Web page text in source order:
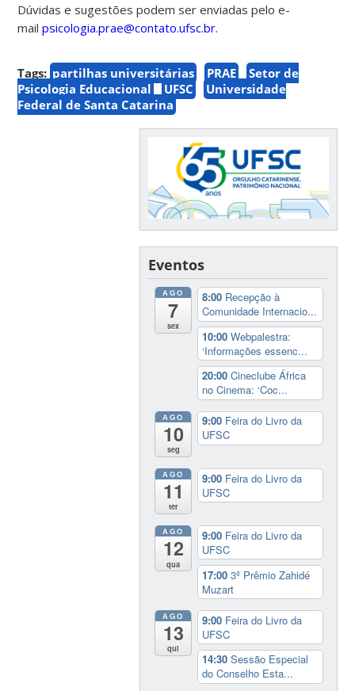
Dúvidas e sugestões podem ser enviadas pelo e-
mailpsicologia.prae@contato.ufsc.br.
Tags: partilhas universitárias PRAE
Setor de
Psicologia Educacional
UFSC
Universidade
Federal de Santa Catarina
Eventos
AGO
7
sex
8:00 Recepção à
Comunidade Internacio...
10:00Webpalestra:
‘Informações essenc...
20:00Cineclube África
no Cinema: ‘Coc...
AGO
10
seg
9:00 Feira do Livro da
UFSC
AGO
11
ter
9:00 Feira do Livro da
UFSC
AGO
12
qua
9:00 Feira do Livro da
UFSC
17:003º Prêmio Zahidé
Muzart
AGO
13
qui
9:00 Feira do Livro da
UFSC
14:30Sessão Especial
do Conselho Esta...